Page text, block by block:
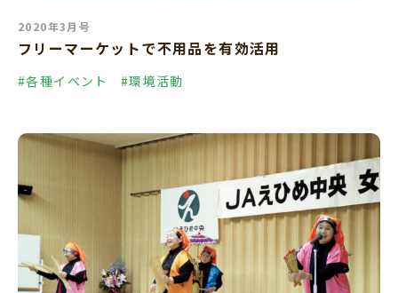
2020年3月号
フリーマーケットで不用品を有効活用
#各種イベント #環境活動